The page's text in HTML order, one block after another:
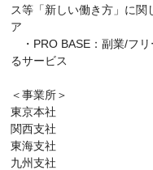
ス等「新しい働き方」に関
・PRO BASE：副業/フ
るサービス
＜事業所＞
東京本社
関西支社
東海支社
九州支社